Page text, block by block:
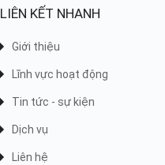
LIÊN KẾT NHANH
Giới thiệu
Lĩnh vực hoạt động
Tin tức - sự kiện
Dịch vụ
Liên hệ